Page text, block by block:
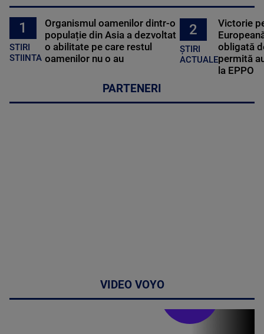
1
STIRI
STIINTA
Organismul oamenilor dintr-o
populație din Asia a dezvoltat
o abilitate pe care restul
oamenilor nu o au
2
ȘTIRI
ACTUALE
Victorie
obligată
permită
la EPPO
PARTENERI
VIDEO VOYO